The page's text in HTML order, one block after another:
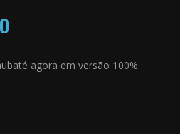
agora em versão 100%